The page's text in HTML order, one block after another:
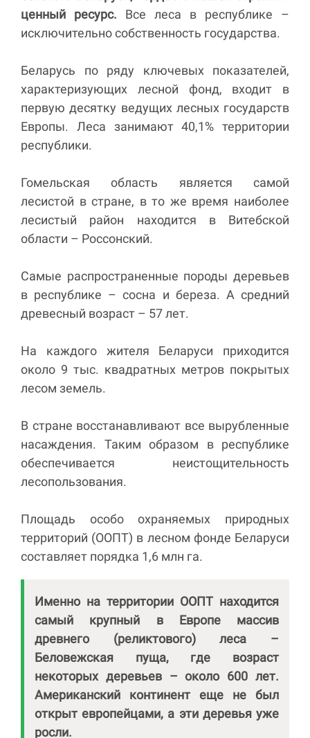
ценный ресурс. Все леса в республике –
исключительно собственность государства.
Беларусь по ряду ключевых показателей,
характеризующих лесной фонд, входит в
первую десятку ведущих лесных государств
Европы. Леса занимают 40,1% территории
республики.
Гомельская область является самой
лесистой в стране, в то же время наиболее
лесистый район находится в Витебской
области – Россонский.
Самые распространенные породы деревьев
в республике – сосна и береза. А средний
древесный возраст – 57 лет.
На каждого жителя Беларуси приходится
около 9 тыс. квадратных метров покрытых
лесом земель.
В стране восстанавливают все вырубленные
насаждения. Таким образом в республике
обеспечивается неистощительность
лесопользования.
Площадь особо охраняемых природных
территорий (ООПТ) в лесном фонде Беларуси
составляет порядка 1,6 млн га.
Именно на территории ООПТ находится
самый крупный в Европе массив
древнего (реликтового) леса –
Беловежская пуща, где возраст
некоторых деревьев – около 600 лет.
Американский континент еще не был
открыт европейцами, а эти деревья уже
росли.